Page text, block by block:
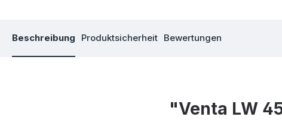
Beschreibung Produktsicherheit Bewertungen
"Venta LW